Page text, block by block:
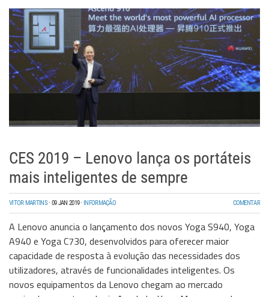
CES 2019 – Lenovo lança os portáteis
mais inteligentes de sempre
VITOR MARTINS· 09 JAN 2019· INFORMAÇÃO COMENTAR
A Lenovo anuncia o lançamento dos novos Yoga S940, Yoga
A940 e Yoga C730, desenvolvidos para oferecer maior
capacidade de resposta à evolução das necessidades dos
utilizadores, através de funcionalidades inteligentes. Os
novos equipamentos da Lenovo chegam ao mercado